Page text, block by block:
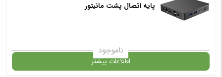
✧ چت با پشتیبان واتس آپ
پایه اتصال پشت مانیتور
ناموجود
اطلاعات بیشتر